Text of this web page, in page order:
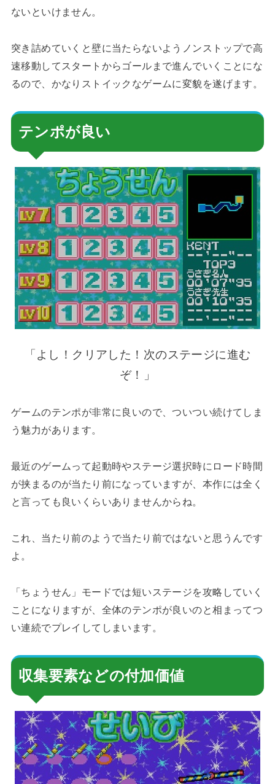
ないといけません。
突き詰めていくと壁に当たらないようノンストップで高
速移動してスタートからゴールまで進んでいくことにな
るので、かなりストイックなゲームに変貌を遂げます。
テンポが良い
「よし！クリアした！次のステージに進む
ぞ！」
ゲームのテンポが非常に良いので、ついつい続けてしま
う魅力があります。
最近のゲームって起動時やステージ選択時にロード時間
が挟まるのが当たり前になっていますが、本作には全く
と言っても良いくらいありませんからね。
これ、当たり前のようで当たり前ではないと思うんです
よ。
「ちょうせん」モードでは短いステージを攻略していく
ことになりますが、全体のテンポが良いのと相まってつ
い連続でプレイしてしまいます。
収集要素などの付加価値